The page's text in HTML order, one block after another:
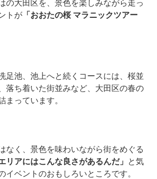
の大田区を、景色を楽しみながら走っ
トが 「おおたの桜 マラニックツアー
足池、池上へと続くコースには、桜並
落ち着いた街並みなど、大田区の春の
まっています。
なく、景色を味わいながら街をめぐる
リアにはこんな良さがあるんだ」 と気
イベントのおもしろいところです。